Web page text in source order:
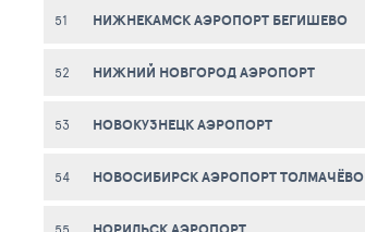
51 НИЖНЕКАМСК АЭРОПОРТ БЕГИШЕВО
52 НИЖНИЙ НОВГОРОД АЭРОПОРТ
53 НОВОКУЗНЕЦК АЭРОПОРТ
54 НОВОСИБИРСК АЭРОПОРТ ТОЛМАЧЁВО